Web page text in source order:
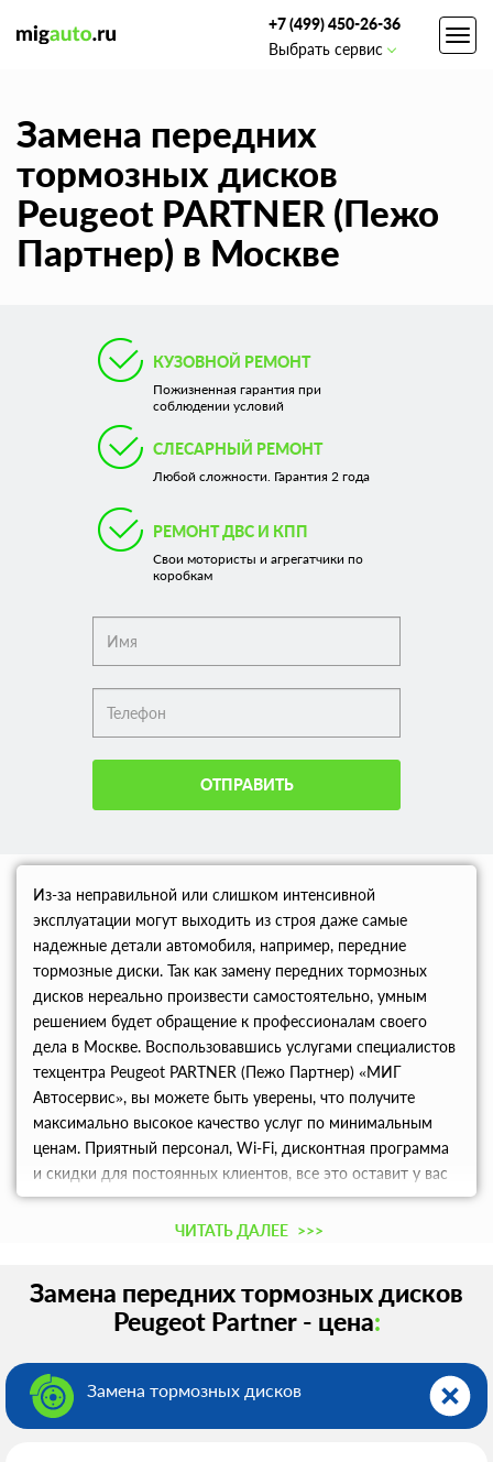
+7 (499) 450-26-36
Выбрать сервис
Замена передних
тормозных дисков
Peugeot PARTNER (Пежо
Партнер) в Москве
КУЗОВНОЙ РЕМОНТ
Пожизненная гарантия при
соблюдении условий
СЛЕСАРНЫЙ РЕМОНТ
Любой сложности. Гарантия 2 года
РЕМОНТ ДВС И КПП
Свои мотористы и агрегатчики по
коробкам
ОТПРАВИТЬ
Из-за неправильной или слишком интенсивной
эксплуатации могут выходить из строя даже самые
надежные детали автомобиля, например, передние
тормозные диски. Так как замену передних тормозных
дисков нереально произвести самостоятельно, умным
решением будет обращение к профессионалам своего
дела в Москве. Воспользовавшись услугами специалистов
техцентра Peugeot PARTNER (Пежо Партнер) «МИГ
Автосервис», вы можете быть уверены, что получите
максимально высокое качество услуг по минимальным
ценам. Приятный персонал, Wi-Fi, дисконтная программа
и скидки для постоянных клиентов, все это оставит у вас
самые приятные впечатления от сотрудничества с
ЧИТАТЬ ДАЛЕЕ >>>
Замена передних тормозных дисков
Peugeot Partner - цена:
Замена тормозных дисков